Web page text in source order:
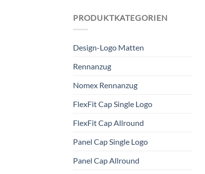
PRODUKTKATEGORIEN
Design-Logo Matten
Rennanzug
Nomex Rennanzug
FlexFit Cap Single Logo
FlexFit Cap Allround
Panel Cap Single Logo
Panel Cap Allround